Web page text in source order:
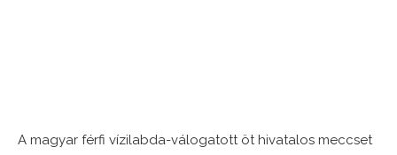
A magyar férfi vízilabda-válogatott öt hivatalos meccset